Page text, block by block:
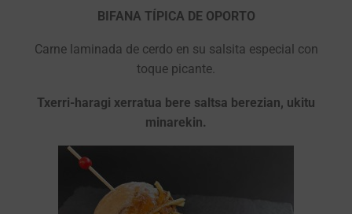
BIFANA TÍPICA DE OPORTO
Carne laminada de cerdo en su salsita especial con
toque picante.
Txerri-haragi xerratua bere saltsa berezian, ukitu
minarekin.